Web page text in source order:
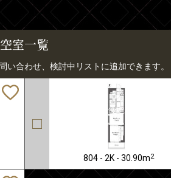
空室一覧
い合わせ、検討中リストに追加できます。
804 - 2K - 30.90m2